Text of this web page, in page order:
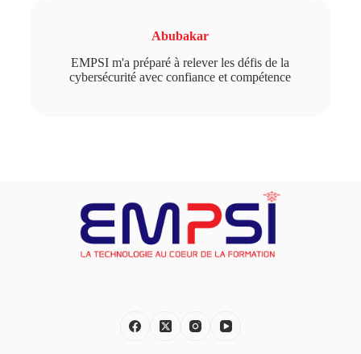
Abubakar
EMPSI m'a préparé à relever les défis de la
cybersécurité avec confiance et compétence